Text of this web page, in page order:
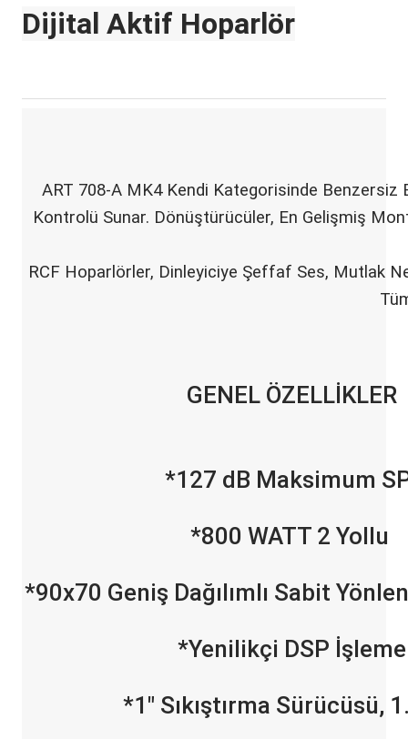
Dijital Aktif Hoparlör
ART 708-A MK4 Kendi Kategorisinde Benzersiz
Kontrolü Sunar. Dönüştürücüler, En Gelişmiş
RCF Hoparlörler, Dinleyiciye Şeffaf Ses, Mutlak
GENEL ÖZELLİKLER
*127 dB Maksimum
*800 WATT 2 Yollu
*90x70 Geniş Dağılımlı Sabit
*Yenilikçi DSP İşleme
*1" Sıkıştırma Sürücüsü,